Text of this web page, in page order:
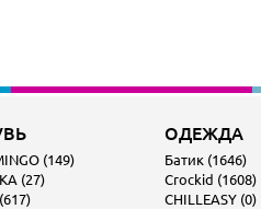
(149)
(27)
ОДЕЖДА
Батик (1646)
Crockid (1608)
CHILLEASY (0)